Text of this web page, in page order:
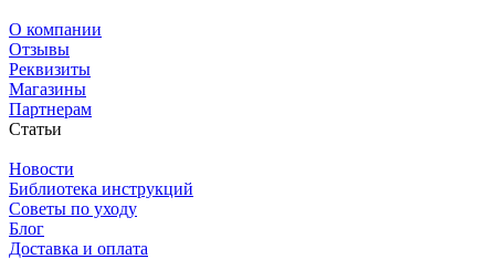
О компании
Отзывы
Реквизиты
Магазины
Партнерам
Статьи
Новости
Библиотека инструкций
Советы по уходу
Блог
Доставка и оплата